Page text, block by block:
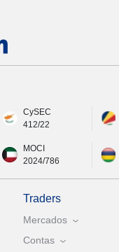
CySEC
412/22
MOCI
2024/786
Traders
Mercados
Contas